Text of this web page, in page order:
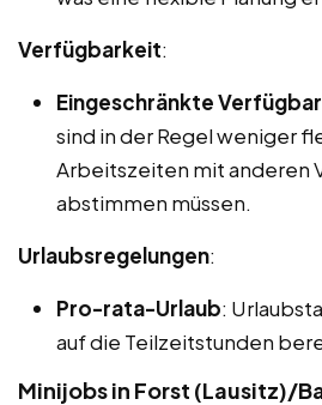
Verfügbarkeit:
Eingeschränkte
sind in der Regel weniger
Arbeitszeiten mit anderen
abstimmen müssen.
Urlaubsregelungen:
Pro-rata-Urlaub:
auf die Teilzeitstunden
Minijobs in Forst (Lausitz)/